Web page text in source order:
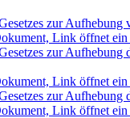
zur
Link öffnet ein
zur
Link öffnet ein
zur
Link öffnet ein